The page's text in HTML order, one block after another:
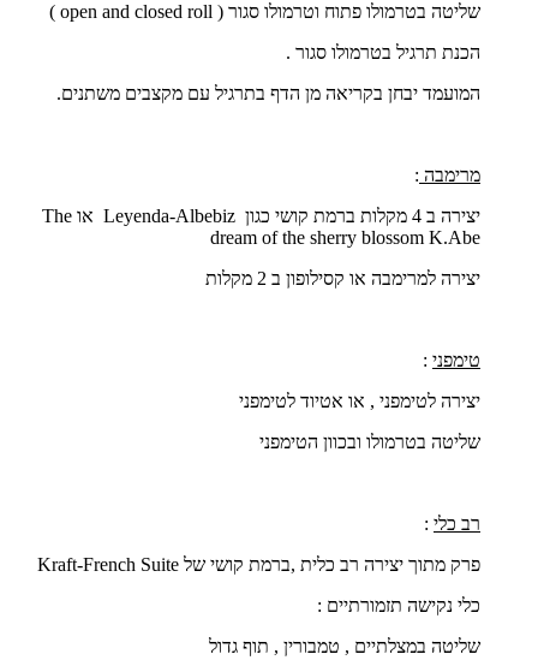
שליטה בטרמולו פתוח וטרמולו סגור ( open and closed roll
)
הכנת תרגיל בטרמולו סגור .
המועמד יבחן בקריאה מן הדף בתרגיל עם מקצבים משתנים.
מרימבה :
יצירה ב 4 מקלות ברמת קושי כגון
Leyenda-Albebiz או The
dream of the sherry blossom K.Abe
יצירה למרימבה או קסילופון ב 2 מקלות
טימפני :
יצירה לטימפני , או אטיוד לטימפני
שליטה בטרמולו ובכוון הטימפני
רב כלי :
פרק מתוך יצירה רב כלית ,ברמת קושי של French Suite
-
Kraft
כלי נקישה תזמורתיים :
שליטה במצלתיים , טמבורין , תוף גדול